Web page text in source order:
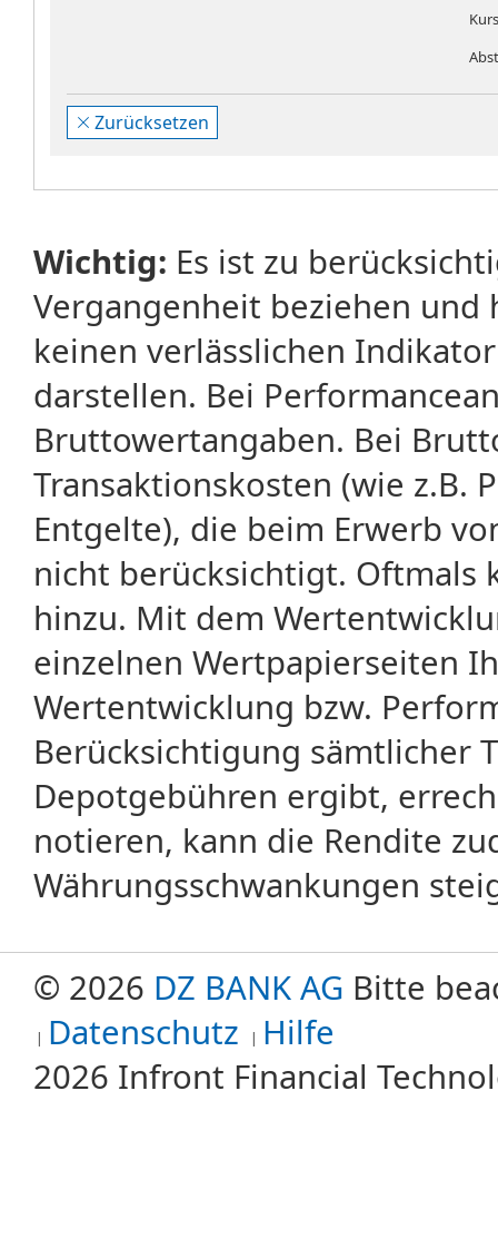
Zurücksetzen
Wichtig: Es ist zu
Vergangenheit beziehen
keinen verlässlichen
darstellen. Bei
Bruttowertangaben. Bei
Transaktionskosten (wie z.B.
Entgelte), die beim Erwerb
nicht berücksichtigt. Oftmals
hinzu. Mit dem
einzelnen Wertpapierseiten
Wertentwicklung bzw.
Berücksichtigung sämtlicher
Depotgebühren ergibt,
notieren, kann die Rendite
Währungsschwankungen
© 2026 DZ BANK AG Bitte
Datenschutz Hilfe
2026 Infront Financial